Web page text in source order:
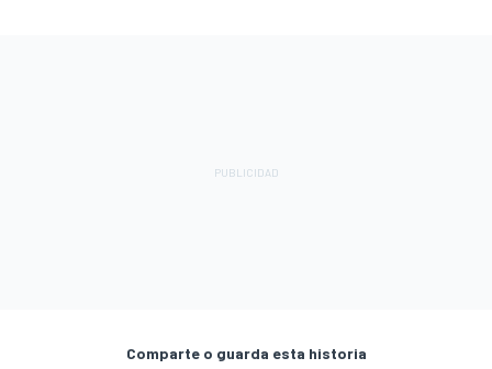
Comparte o guarda esta historia